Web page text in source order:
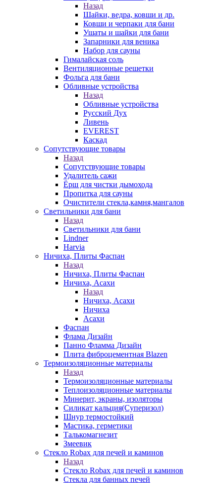
Назад
Шайки, ведра, ковши и др.
Ковши и черпаки для бани
Ушаты и шайки для бани
Запарники для веника
Набор для сауны
Гималайская соль
Вентиляционные решетки
Фольга для бани
Обливные устройства
Назад
Обливные устройства
Русский Дух
Ливень
EVEREST
Каскад
Сопутствующие товары
Назад
Сопутствующие товары
Удалитель сажи
Ёрш для чистки дымохода
Пропитка для сауны
Очистители стекла,камня,мангалов
Светильники для бани
Назад
Светильники для бани
Lindner
Harvia
Ничиха, Плиты Фаспан
Назад
Ничиха, Плиты Фаспан
Ничиха, Асахи
Назад
Ничиха, Асахи
Ничиха
Асахи
Фаспан
Флама Дизайн
Панно Фламма Дизайн
Плита фиброцементная Blazen
Термоизоляционные материалы
Назад
Термоизоляционные материалы
Теплоизоляционные материалы
Минерит, экраны, изоляторы
Силикат кальция(Суперизол)
Шнур термостойкий
Мастика, герметики
Талькомагнезит
Змеевик
Стекло Robax для печей и каминов
Назад
Стекло Robax для печей и каминов
Стекла для банных печей